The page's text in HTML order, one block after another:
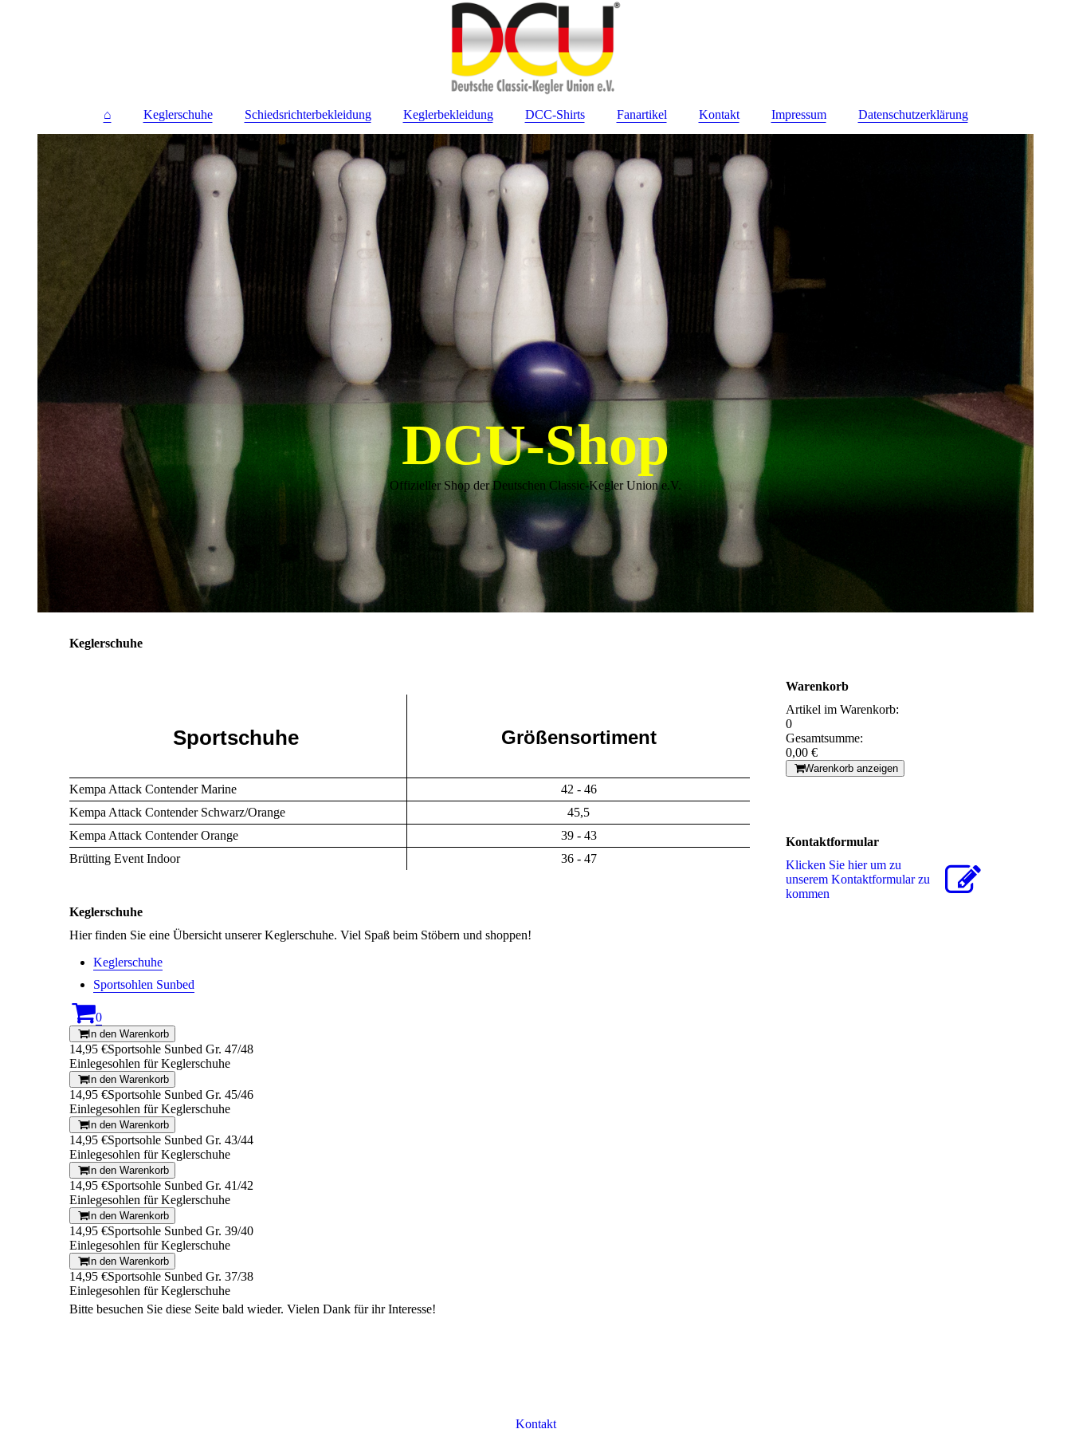
⌂ Keglerschuhe Schiedsrichterbekleidung Keglerbekleidung DCC-Shirts Fanartikel Kontakt Impressum Datenschutzerklärung
DCU-Shop
Offizieller Shop der Deutschen Classic-Kegler Union e.V.
Keglerschuhe
Sportschuhe Größensortiment
Kempa Attack Contender Marine
42 - 46
Kempa Attack Contender Schwarz/Orange
45,5
Kempa Attack Contender Orange
39 - 43
Brütting Event Indoor
36 - 47
Keglerschuhe
Hier finden Sie eine Übersicht unserer Keglerschuhe. Viel Spaß beim Stöbern und shoppen!
Keglerschuhe
Sportsohlen Sunbed
0
In den Warenkorb
14,95 €Sportsohle Sunbed Gr. 47/48
Einlegesohlen für Keglerschuhe
In den Warenkorb
14,95 €Sportsohle Sunbed Gr. 45/46
Einlegesohlen für Keglerschuhe
In den Warenkorb
14,95 €Sportsohle Sunbed Gr. 43/44
Einlegesohlen für Keglerschuhe
In den Warenkorb
14,95 €Sportsohle Sunbed Gr. 41/42
Einlegesohlen für Keglerschuhe
In den Warenkorb
14,95 €Sportsohle Sunbed Gr. 39/40
Einlegesohlen für Keglerschuhe
In den Warenkorb
14,95 €Sportsohle Sunbed Gr. 37/38
Einlegesohlen für Keglerschuhe
Bitte besuchen Sie diese Seite bald wieder. Vielen Dank für ihr Interesse!
Warenkorb
Artikel im Warenkorb:
0
Gesamtsumme:
0,00 €
Warenkorb anzeigen
Kontaktformular
Klicken Sie hier um zu
unserem Kon­takt­for­mu­lar zu
kommen
Kontakt